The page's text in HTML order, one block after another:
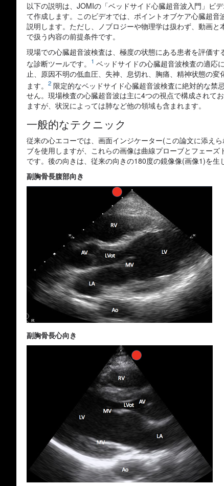
以下の説明は、JOMIの「ベッドサイド心臓超音波入門」ビデ
て作成します。このビデオでは、ポイントオブケア心臓超音
説明します。ただし、ノブロジーや物理学は扱わず、動画と
で扱う内容の前提条件です。
現場での心臓超音波検査は、極度の状態にある患者を評価す
な診断ツールです。
1 ベッドサイドの心臓超音波検査の適応
止、原因不明の低血圧、失神、息切れ、胸痛、精神状態の変
ます。
2 限定的なベッドサイド心臓超音波検査に絶対的な禁
せん。現場検査の心臓超音波は主に4つの視点で構成されて
ますが、状況によっては肺など他の領域も含まれます。
一般的なテクニック
従来の心エコーでは、画面インジケーター(この論文に添え
ブを使用しますが、これらの画像は曲線プローブとフェー
です。後の向きは、従来の向きの180度の鏡像像(画像1)を生
副胸骨長腹部向き
副胸骨長心向き